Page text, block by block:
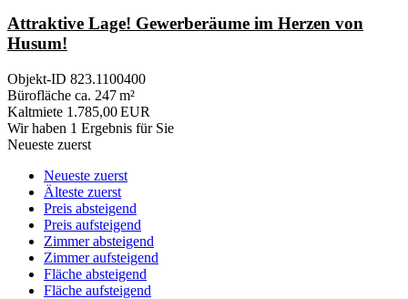
Attraktive Lage! Gewerberäume im Herzen von
Husum!
Objekt-ID 823.1100400
Bürofläche ca. 247 m²
Kaltmiete 1.785,00 EUR
Wir haben 1 Ergebnis für Sie
Neueste zuerst
Neueste zuerst
Älteste zuerst
Preis absteigend
Preis aufsteigend
Zimmer absteigend
Zimmer aufsteigend
Fläche absteigend
Fläche aufsteigend